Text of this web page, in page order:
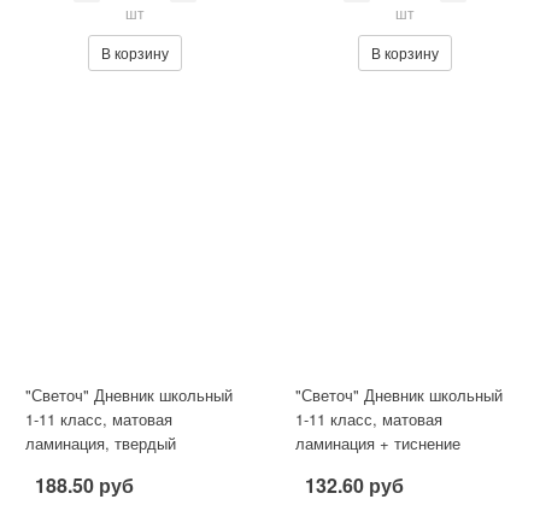
шт
В корзину
шт
В корзину
"Светоч" Дневник школьный
1-11 класс, матовая
ламинация, твердый
сшивка 65
188.50 руб
"Светоч" Дневник школьный
1-11 класс, матовая
ламинация + тиснение
твердый переп
132.60 руб